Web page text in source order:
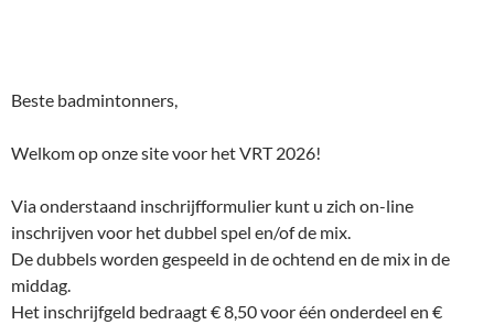
Beste badmintonners,
Welkom op onze site voor het VRT 2026!
Via onderstaand inschrijfformulier kunt u zich on-line
inschrijven voor het dubbel spel en/of de mix.
De dubbels worden gespeeld in de ochtend en de mix in de
middag.
Het inschrijfgeld bedraagt € 8,50 voor één onderdeel en €